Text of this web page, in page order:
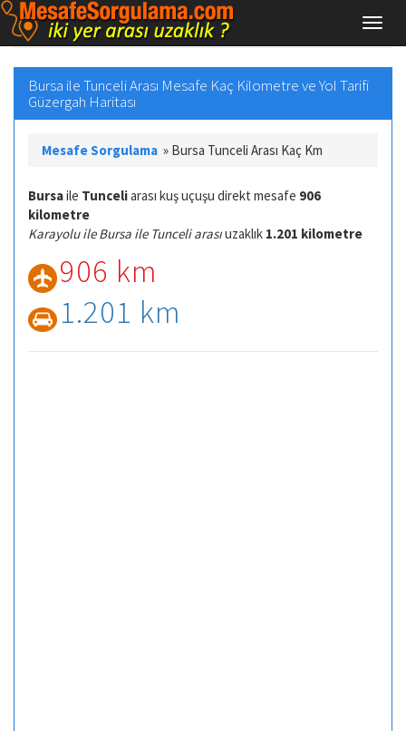
Bursa ile Tunceli Arası Mesafe Kaç Kilometre ve Yol Tarifi
Güzergah Haritası
Mesafe Sorgulama » Bursa Tunceli Arası Kaç Km
Bursaile Tunceliarası kuş uçuşu direkt mesafe 906
kilometre
Karayolu ile Bursa ile Tunceli arasıuzaklık 1.201 kilometre
906 km
1.201 km